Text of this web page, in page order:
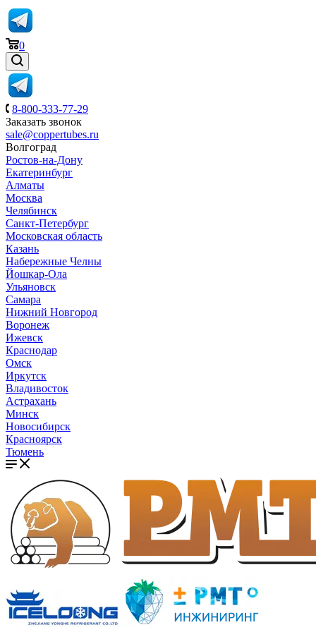
0
8-800-333-77-29
Заказать звонок
sale@coppertubes.ru
Волгоград
Ростов-на-Дону
Екатеринбург
Алматы
Москва
Челябинск
Санкт-Петербург
Московская область
Казань
Набережные Челны
Йошкар-Ола
Ульяновск
Самара
Нижний Новгород
Воронеж
Ижевск
Краснодар
Омск
Иркутск
Владивосток
Астрахань
Минск
Новосибирск
Красноярск
Тюмень